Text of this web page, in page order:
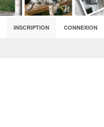
INSCRIPTION CONNEXION